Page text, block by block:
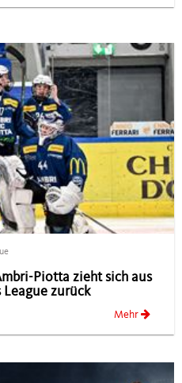
Piotta zieht sich aus
League zurück
Mehr